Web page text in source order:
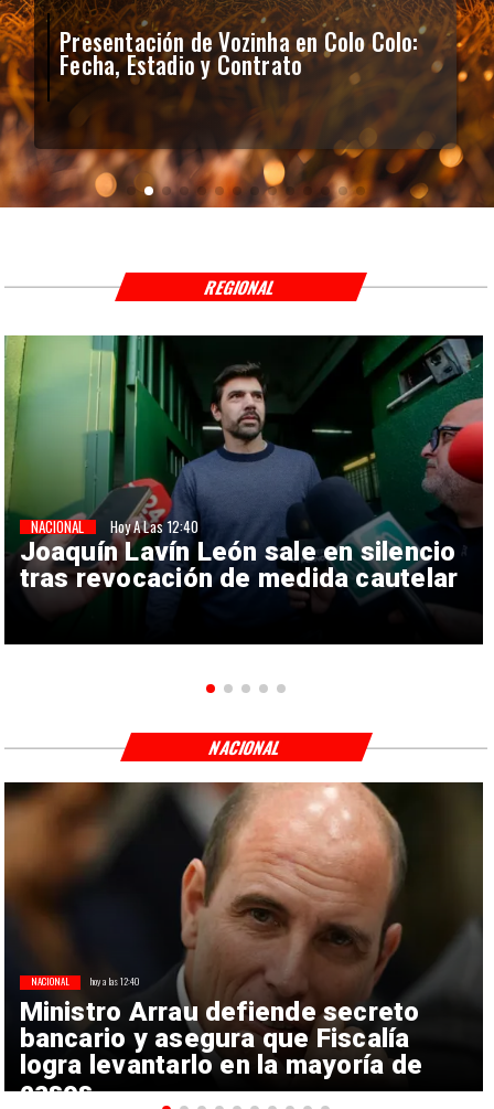
Presentación de Vozinha en Colo Colo:
Fecha, Estadio y Contrato
Joaquín Lavín León sale en silencio
tras revocación de medida cautelar
NACIONAL Hoy A Las 12:40
REGIONAL
Ministro Arrau defiende secreto
bancario y asegura que Fiscalía
logra levantarlo en la mayoría de
casos
NACIONAL hoy a las 12:40
NACIONAL